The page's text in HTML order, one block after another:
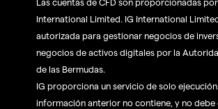
International Limited. IG International
autorizada para gestionar negocios de
negocios de activos digitales por la
de las Bermudas.
IG proporciona un servicio de solo
información anterior no contiene, y no debe